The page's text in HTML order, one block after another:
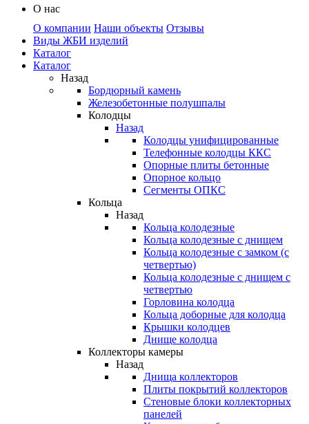
О нас
О компании Наши объекты Отзывы
Виды ЖБИ изделий
Каталог
Каталог
Назад
Бордюрный камень
Железобетонные полушпалы
Колодцы
Назад
Колодцы унифицированные
Телефонные колодцы ККС
Опорные плиты бетонные
Опорное кольцо
Сегменты ОПКС
Кольца
Назад
Кольца колодезные
Кольца колодезные с днищем
Кольца колодезные с замком (с
четвертью)
Кольца колодезные с днищем с
четвертью
Горловина колодца
Кольца доборные для колодца
Крышки колодцев
Днище колодца
Коллекторы камеры
Назад
Днища коллекторов
Плиты покрытий коллекторов
Стеновые блоки коллекторных
панелей